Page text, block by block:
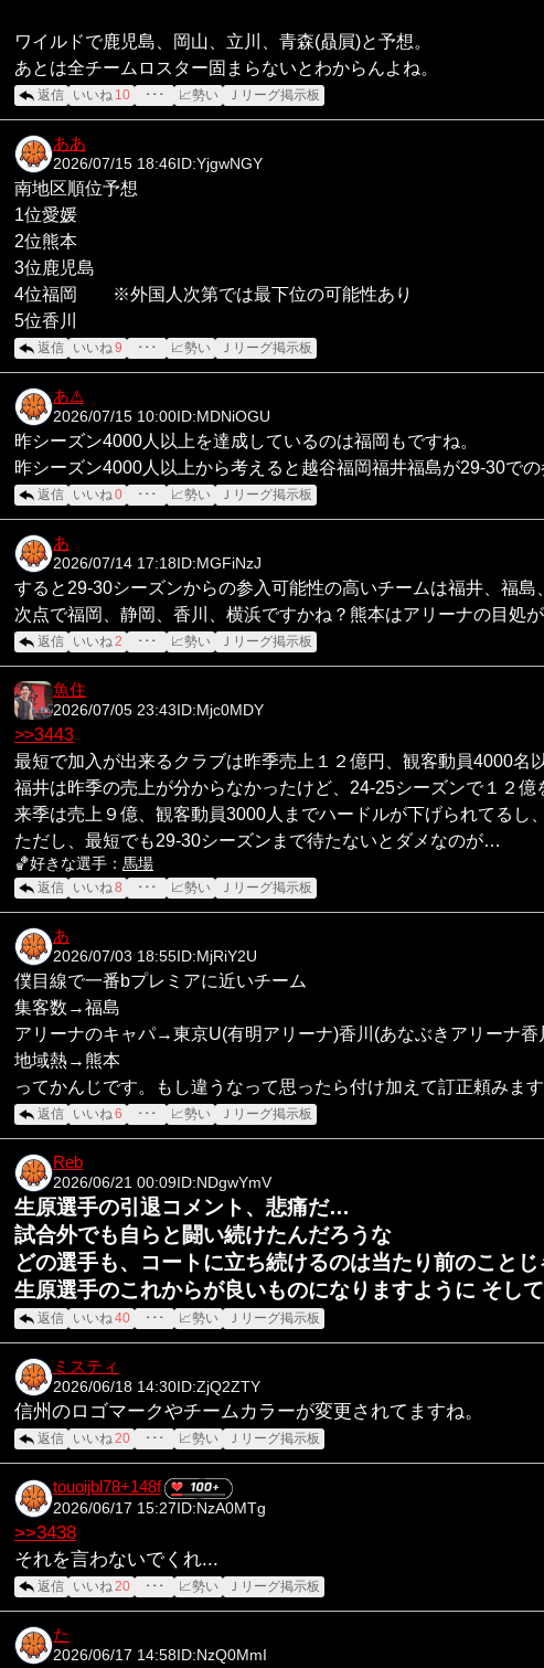
ワイルドで鹿児島、岡山、立川、青森(贔屓)と予想。
あとは全チームロスター固まらないとわからんよね。
返信 いいね 10 ･･･ 📈勢い Ｊリーグ掲示板
ああ
2026/07/15 18:46 ID:YjgwNGY
南地区順位予想
1位愛媛
2位熊本
3位鹿児島
4位福岡 ※外国人次第では最下位の可能性あり
5位香川
返信 いいね9 ･･･ 📈勢い Ｊリーグ掲示板
あ⚠️
2026/07/15 10:00 ID:MDNiOGU
昨シーズン4000人以上を達成しているのは福岡もですね。
昨シーズン4000人以上から考えると越谷福岡福井福島が29-30で
返信 いいね0 ･･･ 📈勢い Ｊリーグ掲示板
あ
2026/07/14 17:18 ID:MGFiNzJ
すると29-30シーズンからの参入可能性の高いチームは福井、福
次点で福岡、静岡、香川、横浜ですかね？熊本はアリーナの目処が
返信 いいね2 ･･･ 📈勢い Ｊリーグ掲示板
魚住
2026/07/05 23:43 ID:Mjc0MDY
>>3443
最短で加入が出来るクラブは昨季売上１２億円、観客動員4000名
福井は昨季の売上が分からなかったけど、24-25シーズンで１２億
来季は売上９億、観客動員3000人までハードルが下げられてるし
ただし、最短でも29-30シーズンまで待たないとダメなのが…
🏀好きな選手： 馬場
返信 いいね8 ･･･ 📈勢い Ｊリーグ掲示板
あ
2026/07/03 18:55 ID:MjRiY2U
僕目線で一番bプレミアに近いチーム
集客数→福島
アリーナのキャパ→東京U(有明アリーナ)香川(あなぶきアリーナ香
地域熱→熊本
ってかんじです。もし違うなって思ったら付け加えて訂正頼みます
返信 いいね6 ･･･ 📈勢い Ｊリーグ掲示板
Reb
2026/06/21 00:09 ID:NDgwYmV
生原選手の引退コメント、悲痛だ…
試合外でも自らと闘い続けたんだろうな
どの選手も、コートに立ち続けるのは当たり前のこと
生原選手のこれからが良いものになりますように そし
返信 いいね40 ･･･ 📈勢い Ｊリーグ掲示板
ミスティ
2026/06/18 14:30 ID:ZjQ2ZTY
信州のロゴマークやチームカラーが変更されてますね。
返信 いいね20 ･･･ 📈勢い Ｊリーグ掲示板
touoijbl78+148f
2026/06/17 15:27 ID:NzA0MTg
>>3438
それを言わないでくれ...
返信 いいね 20 ･･･ 📈勢い Ｊリーグ掲示板
た
2026/06/17 14:58 ID:NzQ0MmI